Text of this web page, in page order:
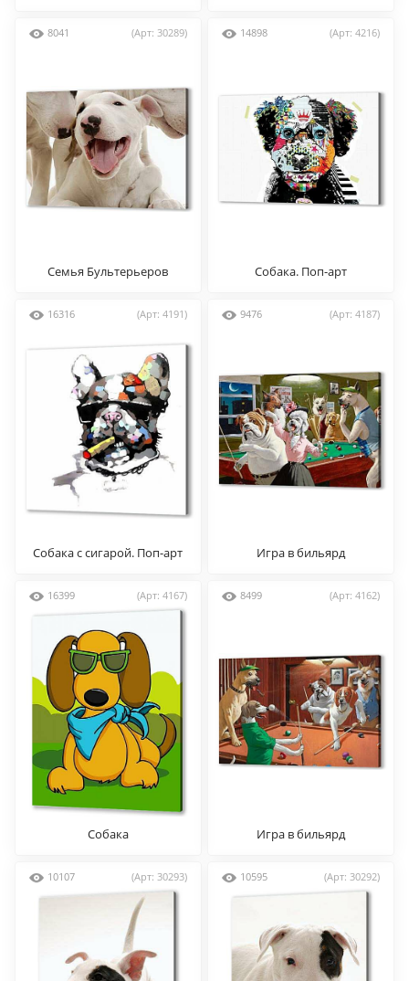
8041 (Арт: 30289)
Семья Бультерьеров
14898 (Арт: 4216)
Собака. Поп-арт
16316 (Арт: 4191)
Собака с сигарой. Поп-арт
9476 (Арт: 4187)
Игра в бильярд
16399 (Арт: 4167)
Собака
8499 (Арт: 4162)
Игра в бильярд
10107 (Арт: 30293) 10595 (Арт: 30292)